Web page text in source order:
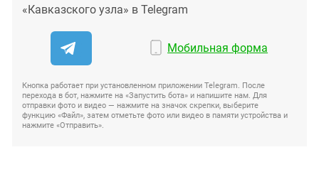
«Кавказского узла» в Telegram
Мобильная форма
Кнопка работает при установленном приложении Telegram. После
перехода в бот, нажмите на «Запустить бота» и напишите нам. Для
отправки фото и видео — нажмите на значок скрепки, выберите
функцию «Файл», затем отметьте фото или видео в памяти устройства и
нажмите «Отправить».